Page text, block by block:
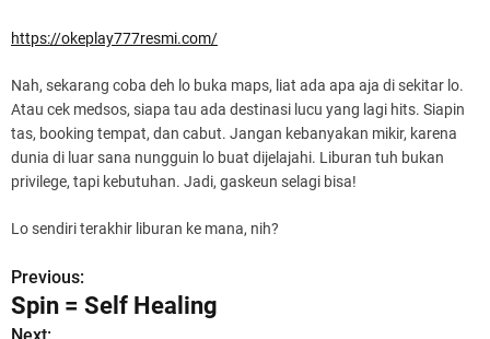
https://okeplay777resmi.com/
Nah, sekarang coba deh lo buka maps, liat ada apa aja di sekitar lo.
Atau cek medsos, siapa tau ada destinasi lucu yang lagi hits. Siapin
tas, booking tempat, dan cabut. Jangan kebanyakan mikir, karena
dunia di luar sana nungguin lo buat dijelajahi. Liburan tuh bukan
privilege, tapi kebutuhan. Jadi, gaskeun selagi bisa!
Lo sendiri terakhir liburan ke mana, nih?
P
o
Previous:
Spin = Self Healing